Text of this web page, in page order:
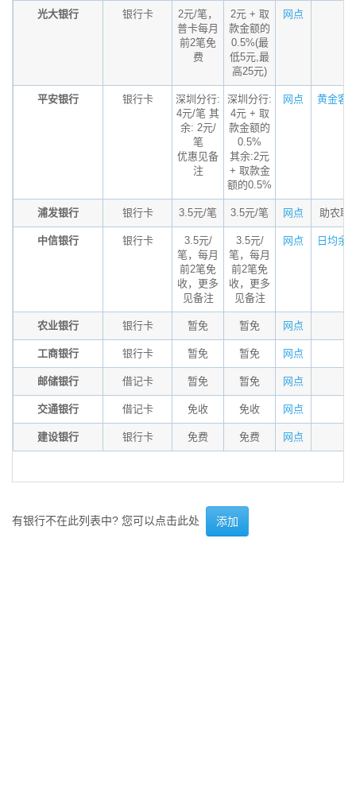
光大银行 银行卡
2元/笔，
普卡每月
前2笔免
费
2元 + 取
款金额的
0.5%(最
低5元,最
高25元)
网点
平安银行 银行卡
深圳分行:
4元/笔 其
余: 2元/
笔
优惠见备
注
深圳分行:
4元 + 取
款金额的
0.5%
其余:2元
+ 取款金
额的0.5%
网点 黄金客
浦发银行 银行卡 3.5元/笔 3.5元/笔 网点 助农取
中信银行 银行卡
3.5元/
笔，每月
前2笔免
收，更多
见备注
3.5元/
笔，每月
前2笔免
收，更多
见备注
网点 日均余
农业银行 银行卡 暂免 暂免 网点
工商银行 银行卡 暂免 暂免 网点
邮储银行 借记卡 暂免 暂免 网点
交通银行 借记卡 免收 免收 网点
建设银行 银行卡 免费 免费 网点
有银行不在此列表中? 您可以点击此处 添加